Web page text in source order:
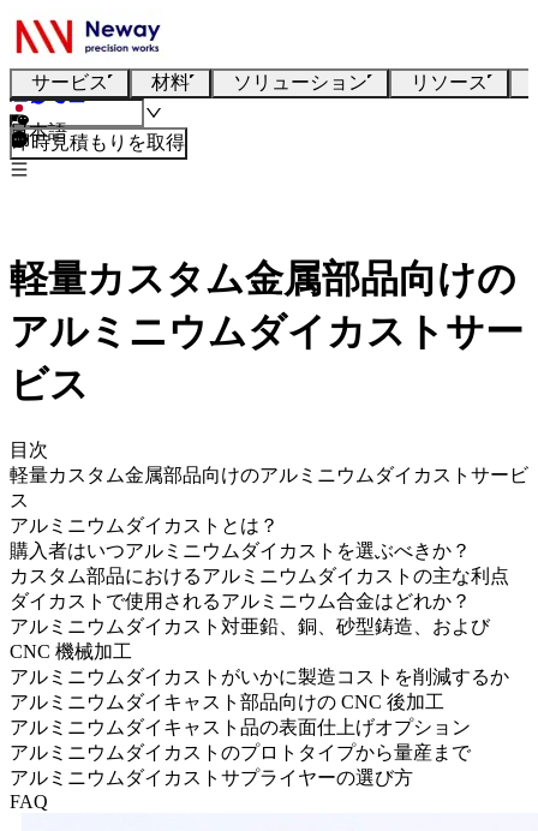
サービス 材料 ソリューション リソース
日本語
即時見積もりを取得
軽量カスタム金属部品向けの
アルミニウムダイカストサー
ビス
目次
軽量カスタム金属部品向けのアルミニウムダイカストサービ
ス
アルミニウムダイカストとは？
購入者はいつアルミニウムダイカストを選ぶべきか？
カスタム部品におけるアルミニウムダイカストの主な利点
ダイカストで使用されるアルミニウム合金はどれか？
アルミニウムダイカスト対亜鉛、銅、砂型鋳造、および
CNC 機械加工
アルミニウムダイカストがいかに製造コストを削減するか
アルミニウムダイキャスト部品向けの CNC 後加工
アルミニウムダイキャスト品の表面仕上げオプション
アルミニウムダイカストのプロトタイプから量産まで
アルミニウムダイカストサプライヤーの選び方
FAQ